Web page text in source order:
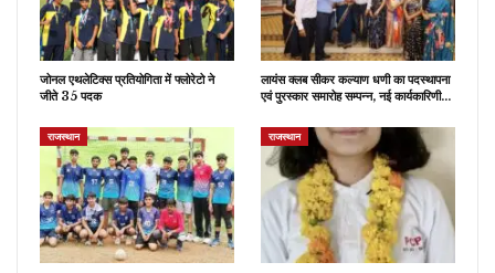
जोनल एथलेटिक्स प्रतियोगिता में फ्लोरेटो ने
जीते 35 पदक
लायंस क्लब सीकर कल्याण धणी का पदस्थापना
एवं पुरस्कार समारोह सम्पन्न, नई कार्यकारिणी…
राजस्थान राजस्थान